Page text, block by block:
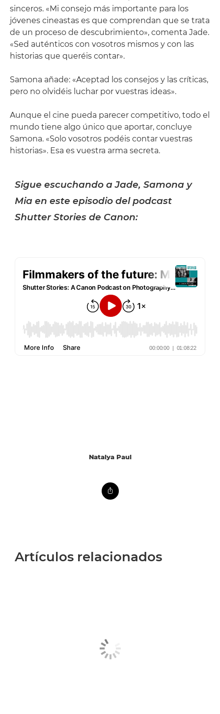
sinceros. «Mi consejo más importante para los
jóvenes cineastas es que comprendan que se trata
de un proceso de descubrimiento», comenta Jade.
«Sed auténticos con vosotros mismos y con las
historias que queréis contar».
Samona añade: «Aceptad los consejos y las críticas,
pero no olvidéis luchar por vuestras ideas».
Aunque el cine pueda parecer competitivo, todo el
mundo tiene algo único que aportar, concluye
Samona. «Solo vosotros podéis contar vuestras
historias». Esa es vuestra arma secreta.
Sigue escuchando a Jade, Samona y
Mia en este episodio del podcast
Shutter Stories de Canon:
Natalya Paul
Artículos relacionados